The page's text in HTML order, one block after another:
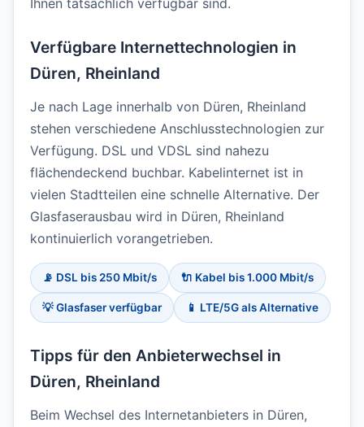
Verfügbare Internettechnologien in
Düren, Rheinland
Je nach Lage innerhalb von Düren, Rheinland
stehen verschiedene Anschlusstechnologien zur
Verfügung. DSL und VDSL sind nahezu
flächendeckend buchbar. Kabelinternet ist in
vielen Stadtteilen eine schnelle Alternative. Der
Glasfaserausbau wird in Düren, Rheinland
kontinuierlich vorangetrieben.
📡 DSL bis 250 Mbit/s 🔌 Kabel bis 1.000 Mbit/s
💡 Glasfaser verfügbar 📱 LTE/5G als Alternative
Tipps für den Anbieterwechsel in
Düren, Rheinland
Beim Wechsel des Internetanbieters in Düren,